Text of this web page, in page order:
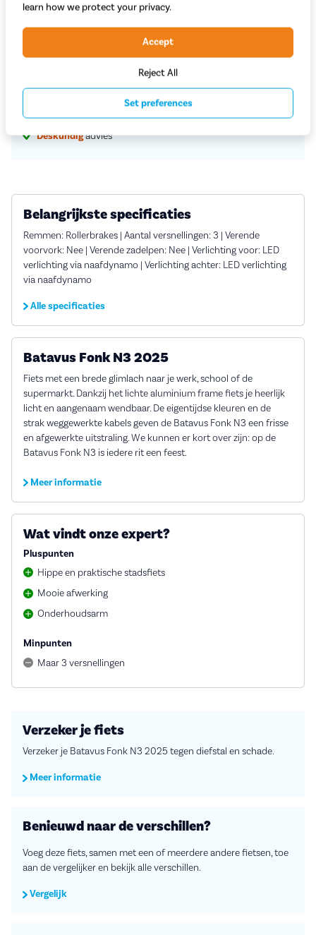
Proefrit in de winkel
Grootste assortimenta-merk fietsen
Deskundigadvies
Belangrijkste specificaties
Remmen: Rollerbrakes | Aantal versnellingen: 3 | Verende
voorvork: Nee | Verende zadelpen: Nee | Verlichting voor: LED
verlichting via naafdynamo | Verlichting achter: LED verlichting
via naafdynamo
Alle specificaties
Batavus Fonk N3 2025
Fiets met een brede glimlach naar je werk, school of de
supermarkt. Dankzij het lichte aluminium frame fiets je heerlijk
licht en aangenaam wendbaar. De eigentijdse kleuren en de
strak weggewerkte kabels geven de Batavus Fonk N3 een frisse
en afgewerkte uitstraling. We kunnen er kort over zijn: op de
Batavus Fonk N3 is iedere rit een feest.
Meer informatie
Wat vindt onze expert?
Pluspunten
Hippe en praktische stadsfiets
Mooie afwerking
Onderhoudsarm
Minpunten
Maar 3 versnellingen
Verzeker je fiets
Verzeker je Batavus Fonk N3 2025 tegen diefstal en schade.
Meer informatie
Benieuwd naar de verschillen?
Voeg deze fiets, samen met een of meerdere andere fietsen, toe
aan de vergelijker en bekijk alle verschillen.
Vergelijk
learn how we protect your privacy.
Reject All
Accept
Set preferences